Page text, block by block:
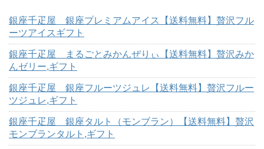
銀座千疋屋 銀座プレミアムアイス【送料無料】贅沢フル
ーツアイスギフト
銀座千疋屋 まるごとみかんぜりぃ【送料無料】贅沢みか
んゼリー,ギフト
銀座千疋屋 銀座フルーツジュレ【送料無料】贅沢フルー
ツジュレ,ギフト
銀座千疋屋 銀座タルト（モンブラン）【送料無料】贅沢
モンブランタルト,ギフト